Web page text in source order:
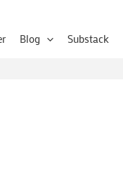
Blog Substack